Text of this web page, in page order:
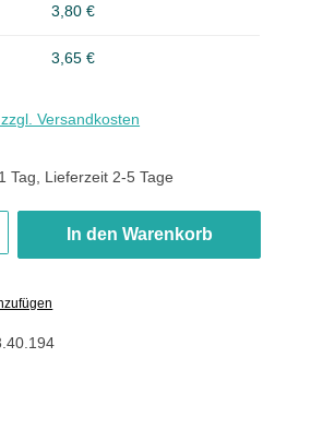
3,80 €
3,65 €
Versandkosten
Tag, Lieferzeit 2-5 Tage
In den Warenkorb